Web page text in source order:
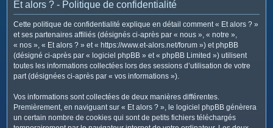
Et alors ? - Politique de confidentialité
Cette politique de confidentialité explique en détail comment « Et alors ? »
et ses partenaires affiliés (désignés ci-après par « nous », « notre »,
« nos », « Et alors ? » et « https://www.et-alors.net/forum ») et phpBB
(désigné ci-après par « logiciel phpBB » et « phpBB Limited ») utilisent
toutes les informations collectées lors des sessions d’utilisation de votre
part (désignées ci-après par « vos informations »).
Vos informations sont collectées de deux manières différentes.
Premièrement, en naviguant sur « Et alors ? », le logiciel phpBB génèrera
un certain nombre de cookies qui sont de petits fichiers téléchargés